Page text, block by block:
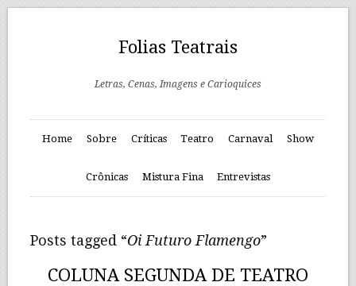
Folias Teatrais
Letras, Cenas, Imagens e Carioquices
Home Sobre Críticas Teatro Carnaval Show
Crônicas Mistura Fina Entrevistas
Posts tagged “Oi Futuro Flamengo”
COLUNA SEGUNDA DE TEATRO